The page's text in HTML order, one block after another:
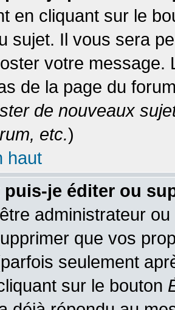
en cliquant sur le
sujet. Il vous sera
votre
de la page du
de nouveaux
etc.)
haut
puis-je éditer ou
administrateur
que vos
seulement
sur le bouton